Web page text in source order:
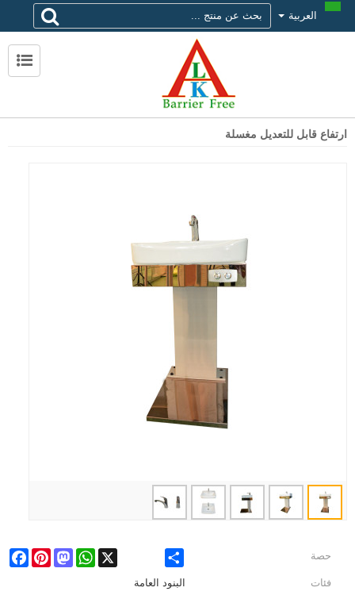
العربية
ارتفاع قابل للتعديل مغسلة
حصة Share
Pinterest
Mastodon
WhatsApp X
فئات
البنود العامة